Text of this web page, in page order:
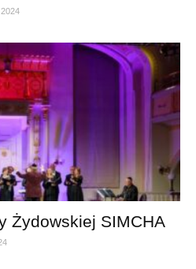
Żydowskiej SIMCHA